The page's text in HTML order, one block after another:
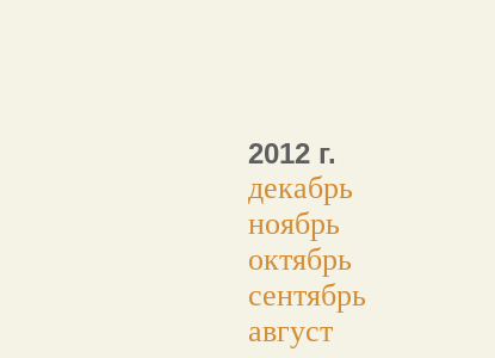
2012 г.
декабрь
ноябрь
октябрь
сентябрь
август